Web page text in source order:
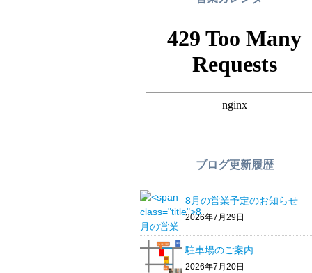
ブログ更新履歴
8月の営業予定のお知らせ
2026年7月29日
駐車場のご案内
2026年7月20日